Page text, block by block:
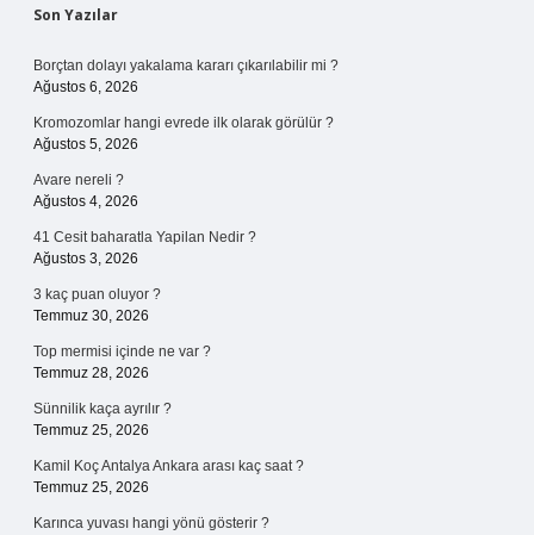
Sidebar
Son Yazılar
Borçtan dolayı yakalama kararı çıkarılabilir mi ?
Ağustos 6, 2026
Kromozomlar hangi evrede ilk olarak görülür ?
Ağustos 5, 2026
Avare nereli ?
Ağustos 4, 2026
41 Cesit baharatla Yapilan Nedir ?
Ağustos 3, 2026
3 kaç puan oluyor ?
Temmuz 30, 2026
Top mermisi içinde ne var ?
Temmuz 28, 2026
Sünnilik kaça ayrılır ?
Temmuz 25, 2026
Kamil Koç Antalya Ankara arası kaç saat ?
Temmuz 25, 2026
Karınca yuvası hangi yönü gösterir ?